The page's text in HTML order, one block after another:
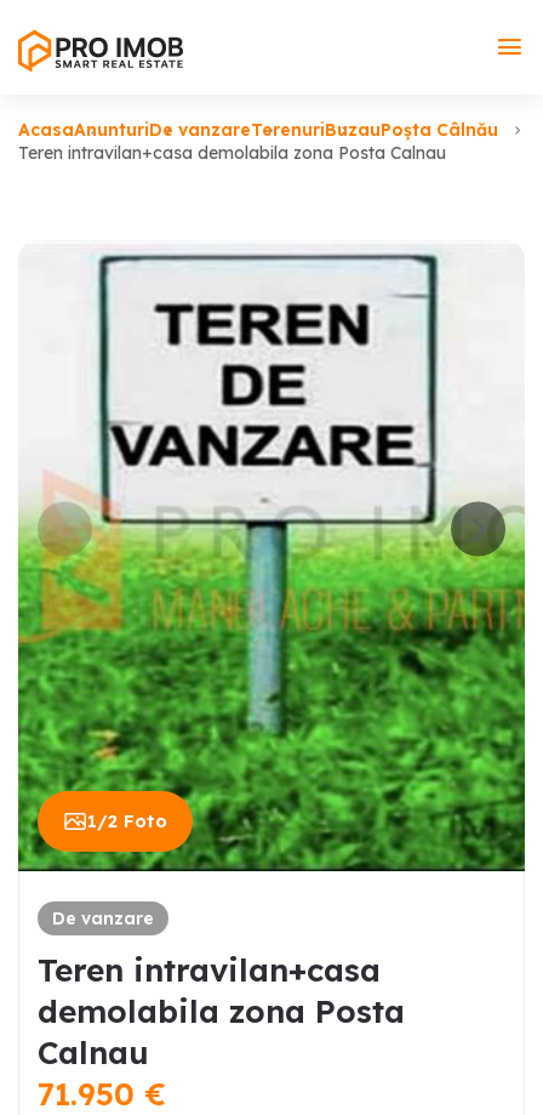
AcasaAnunturiDe vanzareTerenuriBuzauPoșta Câlnău
Teren intravilan+casa demolabila zona Posta Calnau
1/2 Foto
De vanzare
Teren intravilan+casa
demolabila zona Posta
Calnau
71.950 €